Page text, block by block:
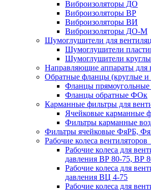
Виброизоляторы ДО
Виброизоляторы ВР
Виброизоляторы ВИ
Виброизоляторы ДО-М
Шумоглушители для
Шумоглушители
Шумоглушители
Направляющие аппараты для
Обратные фланцы (круглые и
Фланцы
Фланцы обратные ФОк
Карманные фильтры для
Ячейковые карманные
Фильтры карманные
Фильтры ячейковые ФяРБ,
Рабочие колеса вентиляторов
Рабочие колеса для
давления ВР 80-75, ВР
Рабочие колеса для
давления ВЦ 4-75
Рабочие колеса для